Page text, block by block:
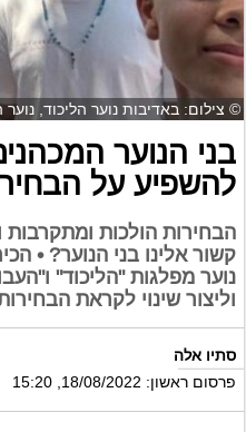
© צילום: באדיבות נוער הליכוד,
בני הנוער
להשפיע על
הבחירות הולכות ומתקרבות
קשור אלינו בני הנוער? •
נוער מפלגות "הליכוד"
וליצור שינוי לקראת
סתיו אלה
פרסום ראשון: 18/08/2022, 15:20